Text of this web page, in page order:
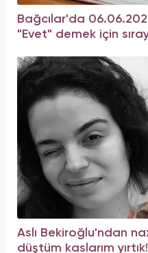
Bağcılar'da
"Evet" demek için
Aslı Bekiroğlu'ndan
düştüm kaslarım